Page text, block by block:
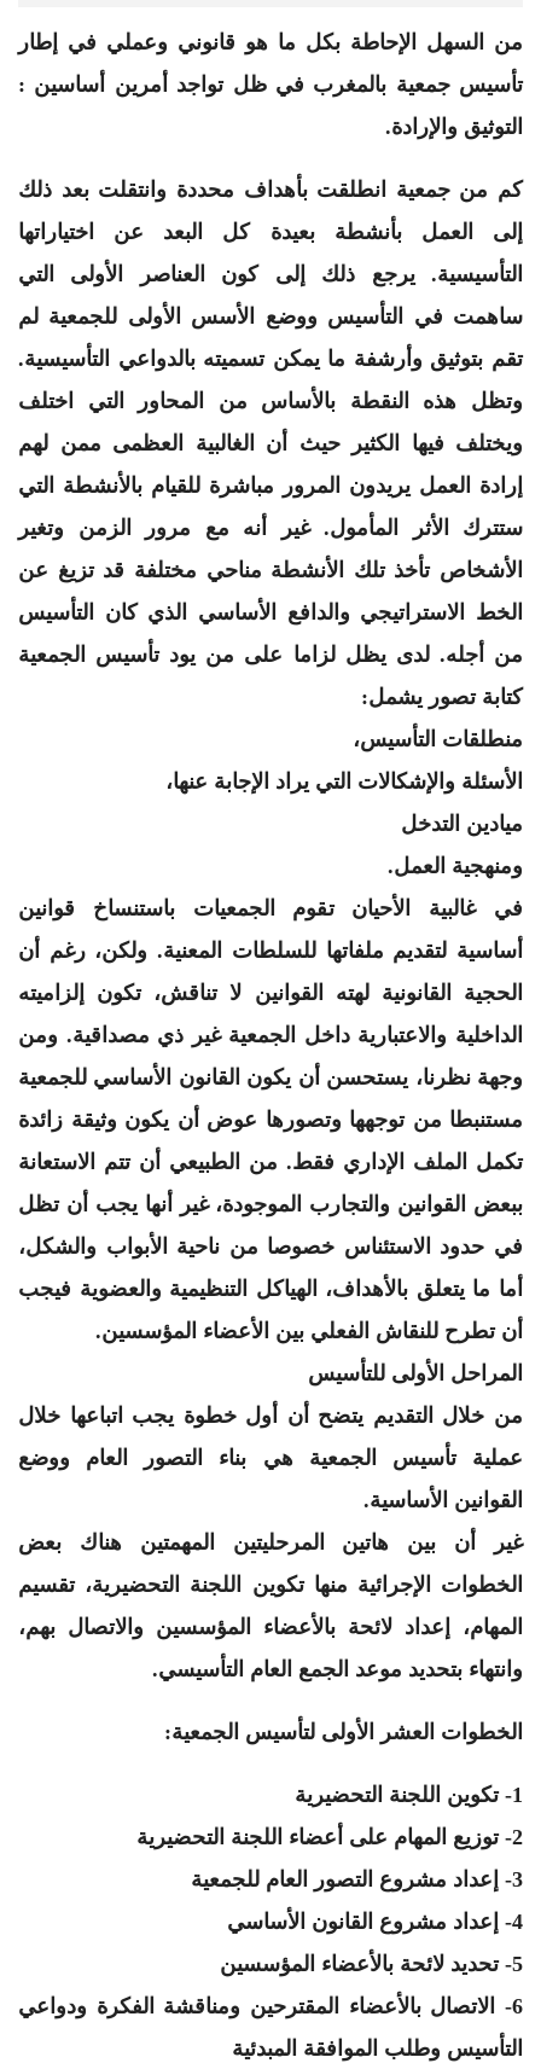
من السهل الإحاطة بكل ما هو قانوني وعملي في إطار
تأسيس جمعية بالمغرب في ظل تواجد أمرين أساسين :
التوثيق والإرادة.
كم من جمعية انطلقت بأهداف محددة وانتقلت بعد ذلك
إلى العمل بأنشطة بعيدة كل البعد عن اختياراتها
التأسيسية. يرجع ذلك إلى كون العناصر الأولى التي
ساهمت في التأسيس ووضع الأسس الأولى للجمعية لم
تقم بتوثيق وأرشفة ما يمكن تسميته بالدواعي التأسيسية.
وتظل هذه النقطة بالأساس من المحاور التي اختلف
ويختلف فيها الكثير حيث أن الغالبية العظمى ممن لهم
إرادة العمل يريدون المرور مباشرة للقيام بالأنشطة التي
ستترك الأثر المأمول. غير أنه مع مرور الزمن وتغير
الأشخاص تأخذ تلك الأنشطة مناحي مختلفة قد تزيغ عن
الخط الاستراتيجي والدافع الأساسي الذي كان التأسيس
من أجله. لدى يظل لزاما على من يود تأسيس الجمعية
كتابة تصور يشمل:
منطلقات التأسيس،
الأسئلة والإشكالات التي يراد الإجابة عنها،
ميادين التدخل
ومنهجية العمل.
في غالبية الأحيان تقوم الجمعيات باستنساخ قوانين
أساسية لتقديم ملفاتها للسلطات المعنية. ولكن، رغم أن
الحجية القانونية لهته القوانين لا تناقش، تكون إلزاميته
الداخلية والاعتبارية داخل الجمعية غير ذي مصداقية. ومن
وجهة نظرنا، يستحسن أن يكون القانون الأساسي للجمعية
مستنبطا من توجهها وتصورها عوض أن يكون وثيقة زائدة
تكمل الملف الإداري فقط. من الطبيعي أن تتم الاستعانة
ببعض القوانين والتجارب الموجودة، غير أنها يجب أن تظل
في حدود الاستئناس خصوصا من ناحية الأبواب والشكل،
أما ما يتعلق بالأهداف، الهياكل التنظيمية والعضوية فيجب
أن تطرح للنقاش الفعلي بين الأعضاء المؤسسين.
المراحل الأولى للتأسيس
من خلال التقديم يتضح أن أول خطوة يجب اتباعها خلال
عملية تأسيس الجمعية هي بناء التصور العام ووضع
القوانين الأساسية.
غير أن بين هاتين المرحليتين المهمتين هناك بعض
الخطوات الإجرائية منها تكوين اللجنة التحضيرية، تقسيم
المهام، إعداد لائحة بالأعضاء المؤسسين والاتصال بهم،
وانتهاء بتحديد موعد الجمع العام التأسيسي.
الخطوات العشر الأولى لتأسيس الجمعية:
1- تكوين اللجنة التحضيرية
2- توزيع المهام على أعضاء اللجنة التحضيرية
3- إعداد مشروع التصور العام للجمعية
4- إعداد مشروع القانون الأساسي
5- تحديد لائحة بالأعضاء المؤسسين
6- الاتصال بالأعضاء المقترحين ومناقشة الفكرة ودواعي
التأسيس وطلب الموافقة المبدئية